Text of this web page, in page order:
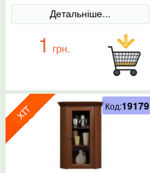
Детальніше...
1 грн.
Код:19179